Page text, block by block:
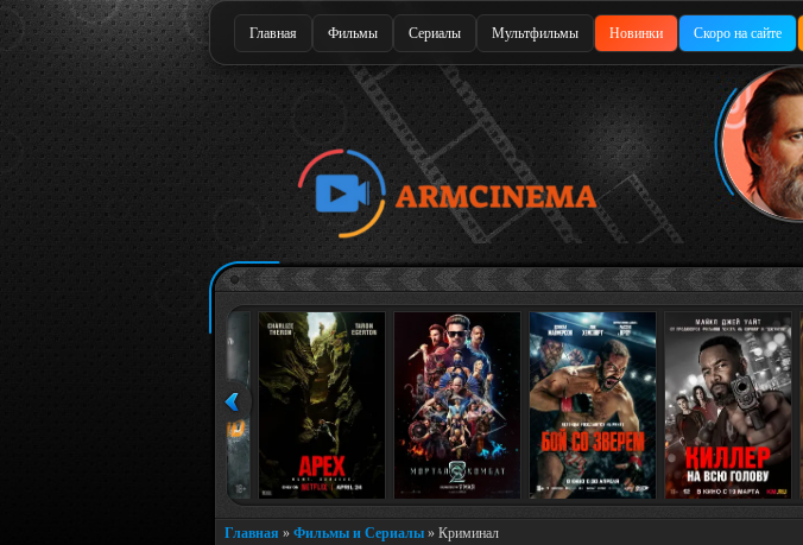
Главная Фильмы Сериалы Мультфильмы Новинки Скоро на сайте
Главная » Фильмы и Сериалы » Криминал